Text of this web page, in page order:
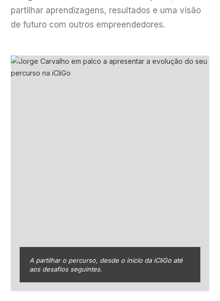
partilhar aprendizagens, resultados e uma visão
de futuro com outros empreendedores.
A partilhar o percurso, desde o início da iCliGo até
aos desafios seguintes.